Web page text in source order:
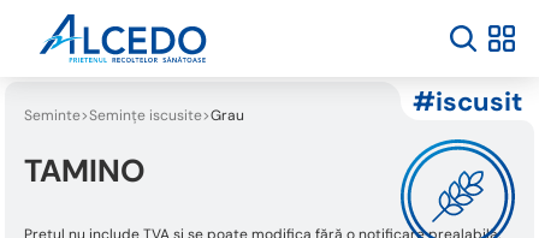
iscusit
Seminte Semințe iscusite Grau
TAMINO